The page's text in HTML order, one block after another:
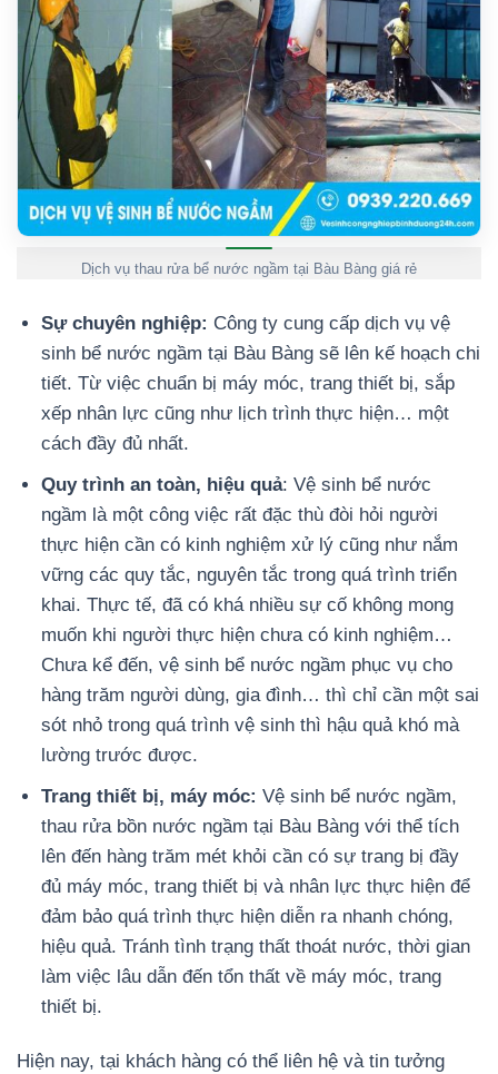
Dịch vụ thau rửa bể nước ngầm tại Bàu Bàng giá rẻ
Sự chuyên nghiệp: Công ty cung cấp dịch vụ vệ
sinh bể nước ngầm tại Bàu Bàng sẽ lên kế hoạch chi
tiết. Từ việc chuẩn bị máy móc, trang thiết bị, sắp
xếp nhân lực cũng như lịch trình thực hiện… một
cách đầy đủ nhất.
Quy trình an toàn, hiệu quả: Vệ sinh bể nước
ngầm là một công việc rất đặc thù đòi hỏi người
thực hiện cần có kinh nghiệm xử lý cũng như nắm
vững các quy tắc, nguyên tắc trong quá trình triển
khai. Thực tế, đã có khá nhiều sự cố không mong
muốn khi người thực hiện chưa có kinh nghiệm…
Chưa kể đến, vệ sinh bể nước ngầm phục vụ cho
hàng trăm người dùng, gia đình… thì chỉ cần một sai
sót nhỏ trong quá trình vệ sinh thì hậu quả khó mà
lường trước được.
Trang thiết bị, máy móc: Vệ sinh bể nước ngầm,
thau rửa bồn nước ngầm tại Bàu Bàng với thể tích
lên đến hàng trăm mét khỏi cần có sự trang bị đầy
đủ máy móc, trang thiết bị và nhân lực thực hiện để
đảm bảo quá trình thực hiện diễn ra nhanh chóng,
hiệu quả. Tránh tình trạng thất thoát nước, thời gian
làm việc lâu dẫn đến tổn thất về máy móc, trang
thiết bị.
Hiện nay, tại khách hàng có thể liên hệ và tin tưởng